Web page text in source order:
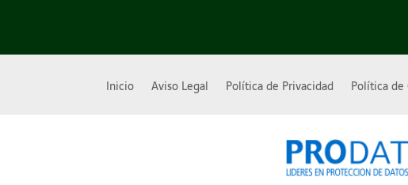
Inicio Aviso Legal Política de Privacidad Política de